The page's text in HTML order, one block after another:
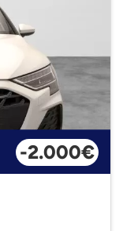
-2.000€